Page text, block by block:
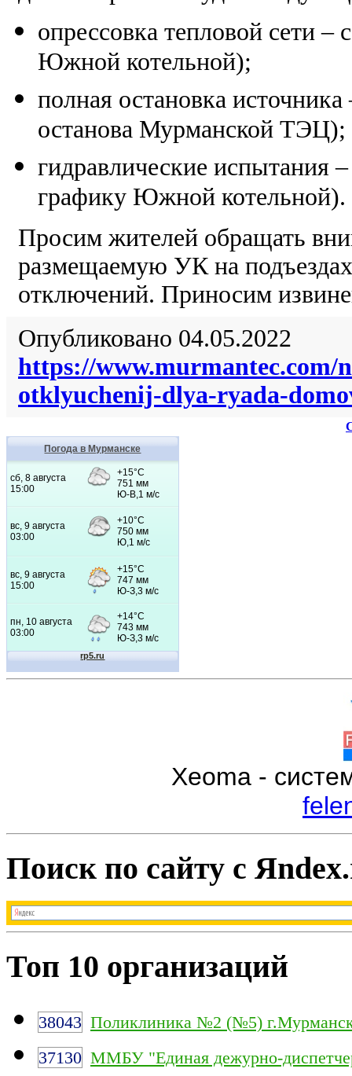
опрессовка тепловой сети
Южной котельной);
полная остановка
останова Мурманской ТЭЦ);
гидравлические испытания
графику Южной котельной).
Просим жителей обращать
размещаемую УК на
отключений. Приносим
Опубликовано 04.05.2022
https://www.murmantec.com/
otklyuchenij-dlya-ryada-
Погода в Мурманске
Xeoma -
Поиск по сайту с
Топ 10 организаций
38043 Поликлиника №2 (№5)
37130 ММБУ "Единая дежурно-